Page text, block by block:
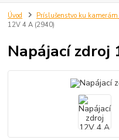
Úvod Príslušenstvo ku kamerám
12V 4 A (2940)
Napájací zdroj